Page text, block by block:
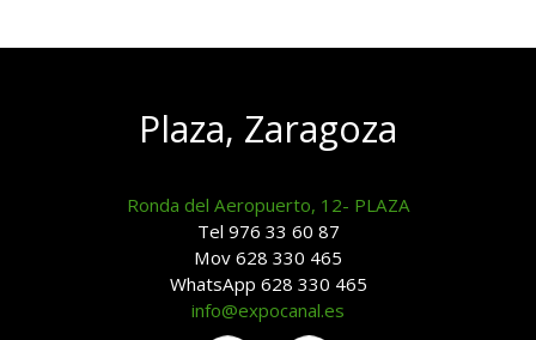
Plaza, Zaragoza
Ronda del Aeropuerto, 12- PLAZA
Tel 976 33 60 87
Mov 628 330 465
WhatsApp 628 330 465
info@expocanal.es